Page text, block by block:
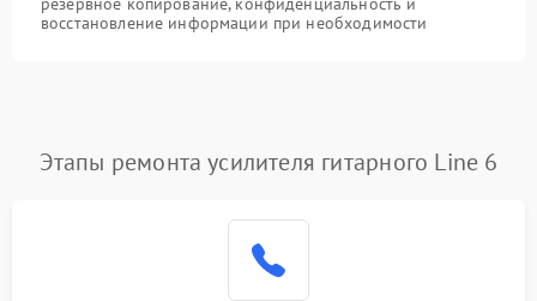
восстановление информации при необходимости
Этапы ремонта усилителя гитарного Line 6